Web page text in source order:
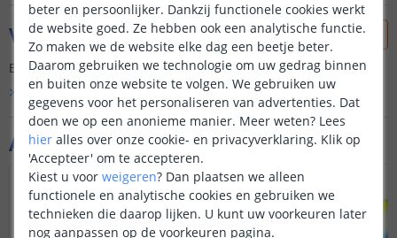
Aanvullende producten
Vraag & antwoord
Er is nog geen vraag gesteld over dit product.
Bekijk alle Vraag & antwoord
beter en persoonlijker. Dankzij functionele cookies werkt
de website goed. Ze hebben ook een analytische functie.
Zo maken we de website elke dag een beetje beter.
Daarom gebruiken we technologie om uw gedrag binnen
en buiten onze website te volgen. We gebruiken uw
gegevens voor het personaliseren van advertenties. Dat
doen we op een anonieme manier. Meer weten? Lees
hier alles over onze cookie- en privacyverklaring. Klik op
'Accepteer' om te accepteren.
Kiest u voor weigeren? Dan plaatsen we alleen
functionele en analytische cookies en gebruiken we
technieken die daarop lijken. U kunt uw voorkeuren later
nog aanpassen op de voorkeuren pagina.